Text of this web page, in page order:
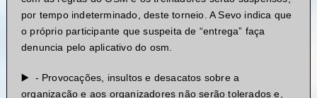
por tempo indeterminado, deste torneio. A Sevo indica que
o próprio participante que suspeita de “entrega” faça
denuncia pelo aplicativo do osm.
▶️ - Provocações, insultos e desacatos sobre a
organização e aos organizadores não serão tolerados e,